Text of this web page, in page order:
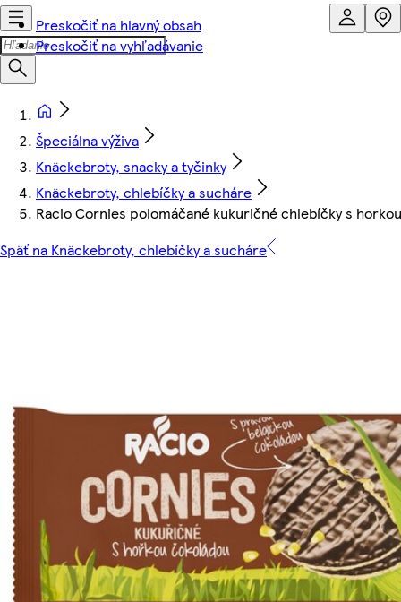
Preskočiť na hlavný obsah
Preskočiť na vyhľadávanie
Špeciálna výživa
Knäckebroty, snacky a tyčinky
Knäckebroty, chlebíčky a sucháre
Racio Cornies polomáčané kukuričné chlebíčky s
Späť na Knäckebroty, chlebíčky a sucháre